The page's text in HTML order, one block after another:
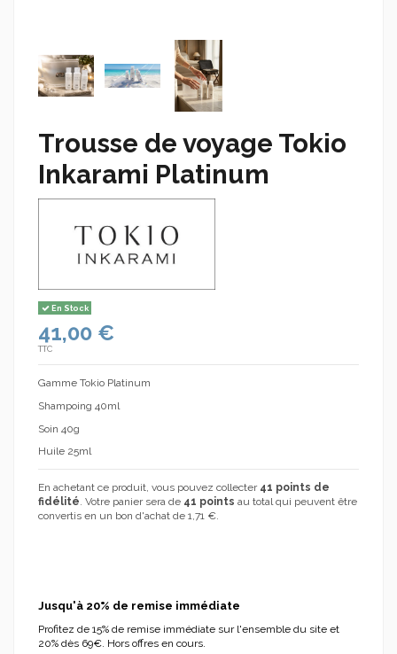
Trousse de voyage Tokio
Inkarami Platinum
En Stock
41,00 €
TTC
Gamme Tokio Platinum
Shampoing 40ml
Soin 40g
Huile 25ml
En achetant ce produit, vous pouvez collecter 41 points de
fidélité. Votre panier sera de 41 points au total qui peuvent être
convertis en un bon d'achat de 1,71 €.
Jusqu'à 20% de remise immédiate
Profitez de 15% de remise immédiate sur l'ensemble du site et
20% dès 69€. Hors offres en cours.